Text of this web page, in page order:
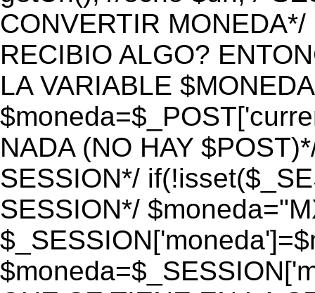
CONVERTIR
RECIBIO ALGO?
LA VARIABLE
NADA (NO HAY
SESSION*/
SESSION*/